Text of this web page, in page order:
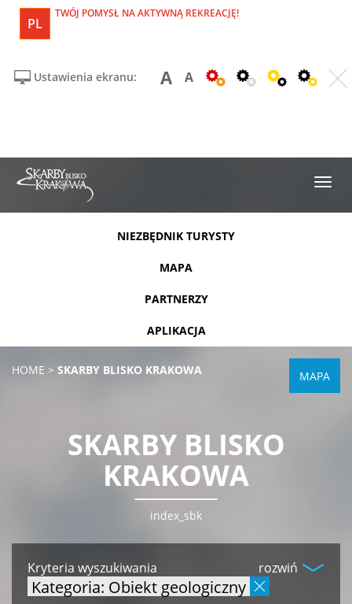
PL
TWÓJ POMYSŁ NA AKTYWNĄ REKREACJĘ!
Ustawienia ekranu: A A
NIEZBĘDNIK TURYSTY
MAPA
PARTNERZY
APLIKACJA
HOME > SKARBY BLISKO KRAKOWA MAPA
SKARBY BLISKO
KRAKOWA
index_sbk
rozwiń
Kryteria wyszukiwania
Kategoria: Obiekt geologiczny